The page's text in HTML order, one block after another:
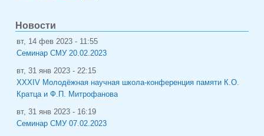
Новости
вт, 14 фев 2023 - 11:55
Семинар СМУ 20.02.2023
вт, 31 янв 2023 - 22:15
XXXIV Молодёжная научная школа-конференция памяти К.О.
Кратца и Ф.П. Митрофанова
вт, 31 янв 2023 - 16:19
Семинар СМУ 07.02.2023